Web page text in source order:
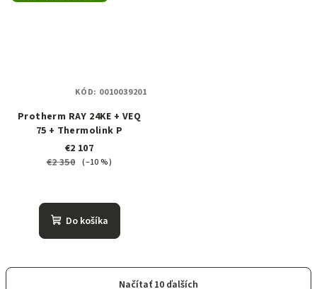
Protherm RAY 24KE + VEQ
75 + Thermolink P
€2 107
€2 350 (–10 %)
Do košíka
KÓD: 0010039201
Načítať 10 ďalších